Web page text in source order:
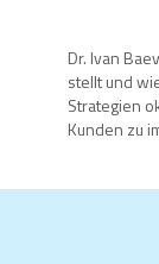
Dr. Ivan
stellt und
Strategien
Kunden zu